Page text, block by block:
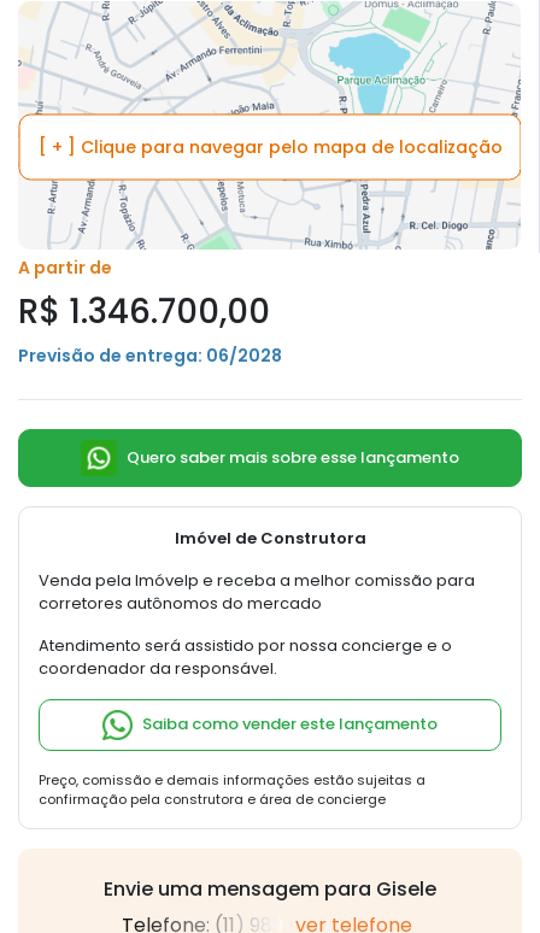
[ + ] Clique para navegar pelo mapa de localização
A partir de
R$ 1.346.700,00
Previsão de entrega: 06/2028
Quero saber mais sobre esse lançamento
Imóvel de Construtora
Venda pela Imóvelp e receba a melhor comissão para
corretores autônomos do mercado
Atendimento será assistido por nossa concierge e o
coordenador da responsável.
Saiba como vender este lançamento
Preço, comissão e demais informações estão sujeitas a
confirmação pela construtora e área de concierge
Envie uma mensagem para Gisele
Telefone: (11) 989
ver telefone